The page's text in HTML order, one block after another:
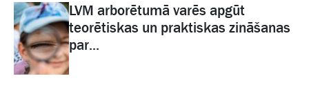
LVM arborētumā varēs apgūt
teorētiskas un praktiskas zināšanas
par...